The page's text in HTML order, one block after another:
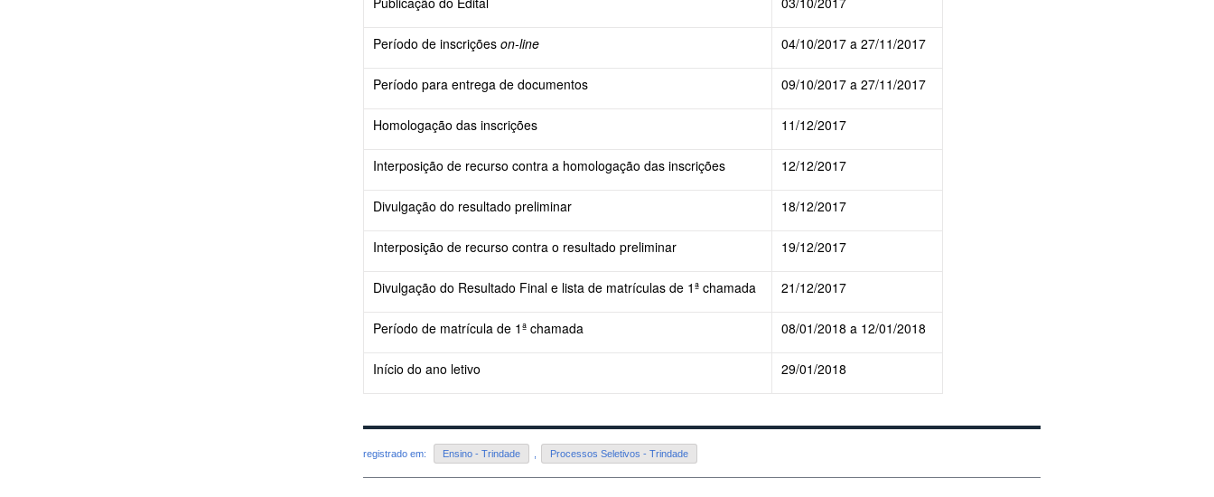
Período de inscrições on-line 04/10/2017 a 27/11/2017
Período para entrega de documentos 09/10/2017 a 27/11/2017
Homologação das inscrições 11/12/2017
Interposição de recurso contra a homologação das inscrições 12/12/2017
Divulgação do resultado preliminar 18/12/2017
Interposição de recurso contra o resultado preliminar 19/12/2017
Divulgação do Resultado Final e lista de matrículas de 1ª chamada 21/12/2017
Período de matrícula de 1ª chamada 08/01/2018 a 12/01/2018
Início do ano letivo 29/01/2018
registrado em: Ensino - Trindade Processos Seletivos - Trindade